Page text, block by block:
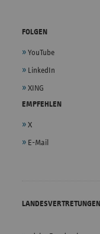
FOLGEN
YouTube
LinkedIn
XING
EMPFEHLEN
X
E-Mail
LANDESVERTRETUNGEN